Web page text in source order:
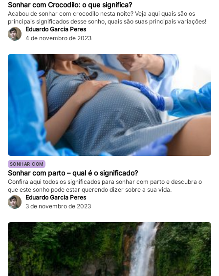
Sonhar com Crocodilo: o que significa?
Acabou de sonhar com crocodilo nesta noite? Veja aqui quais são os
principais significados desse sonho, quais são suas principais variações!
Eduardo Garcia Peres
4 de novembro de 2023
SONHAR COM
Sonhar com parto – qual é o significado?
Confira aqui todos os significados para sonhar com parto e descubra o
que este sonho pode estar querendo dizer sobre a sua vida.
Eduardo Garcia Peres
3 de novembro de 2023